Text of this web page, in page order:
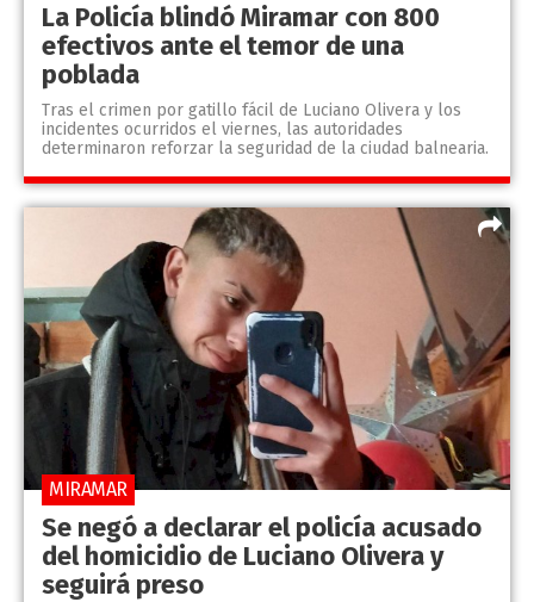
La Policía blindó Miramar con 800
efectivos ante el temor de una
poblada
Tras el crimen por gatillo fácil de Luciano Olivera y los
incidentes ocurridos el viernes, las autoridades
determinaron reforzar la seguridad de la ciudad balnearia.
Se negó a declarar el policía acusado
del homicidio de Luciano Olivera y
seguirá preso
MIRAMAR